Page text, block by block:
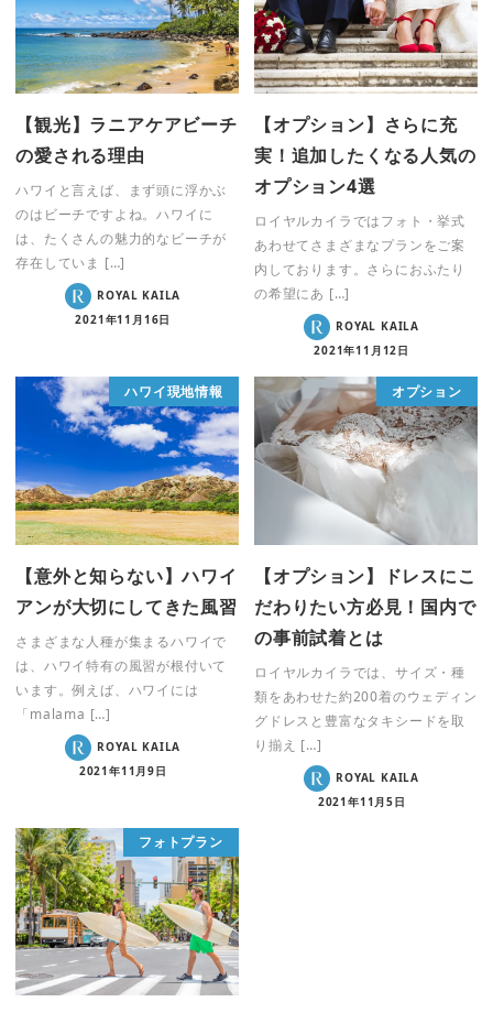
【観光】ラニアケアビーチ
の愛される理由
ハワイと言えば、まず頭に浮かぶ
のはビーチですよね。ハワイに
は、たくさんの魅力的なビーチが
存在していま […]
ROYAL KAILA
2021年11月16日
【オプション】さらに充
実！追加したくなる人気の
オプション4選
ロイヤルカイラではフォト・挙式
あわせてさまざまなプランをご案
内しております。さらにおふたり
の希望にあ […]
ROYAL KAILA
2021年11月12日
ハワイ現地情報
【意外と知らない】ハワイ
アンが大切にしてきた風習
さまざまな人種が集まるハワイで
は、ハワイ特有の風習が根付いて
います。例えば、ハワイには
「malama […]
ROYAL KAILA
2021年11月9日
オプション
【オプション】ドレスにこ
だわりたい方必見！国内で
の事前試着とは
ロイヤルカイラでは、サイズ・種
類をあわせた約200着のウェディン
グドレスと豊富なタキシードを取
り揃え […]
ROYAL KAILA
2021年11月5日
フォトプラン